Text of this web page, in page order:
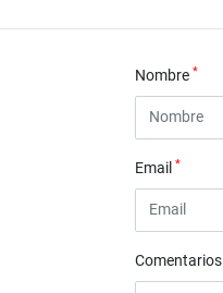
Nombre*
Email*
Comentarios